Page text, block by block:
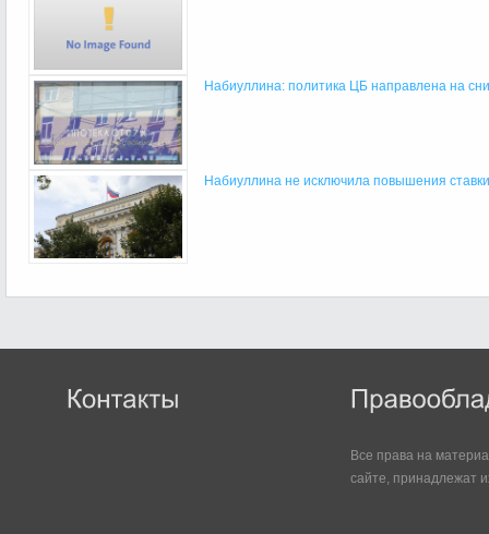
Набиуллина: политика ЦБ направлена на
Набиуллина не исключила повышения
Все права на
сайте, принадлежат